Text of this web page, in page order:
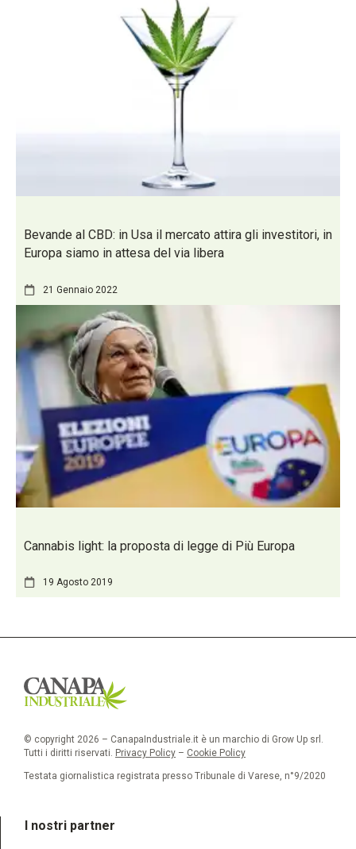
Bevande al CBD: in Usa il mercato attira gli investitori, in
Europa siamo in attesa del via libera
21 Gennaio 2022
Cannabis light: la proposta di legge di Più Europa
19 Agosto 2019
© copyright 2026 – CanapaIndustriale.it è un marchio di Grow Up srl.
Tutti i diritti riservati. Privacy Policy – Cookie Policy
Testata giornalistica registrata presso Tribunale di Varese, n°9/2020
I nostri partner